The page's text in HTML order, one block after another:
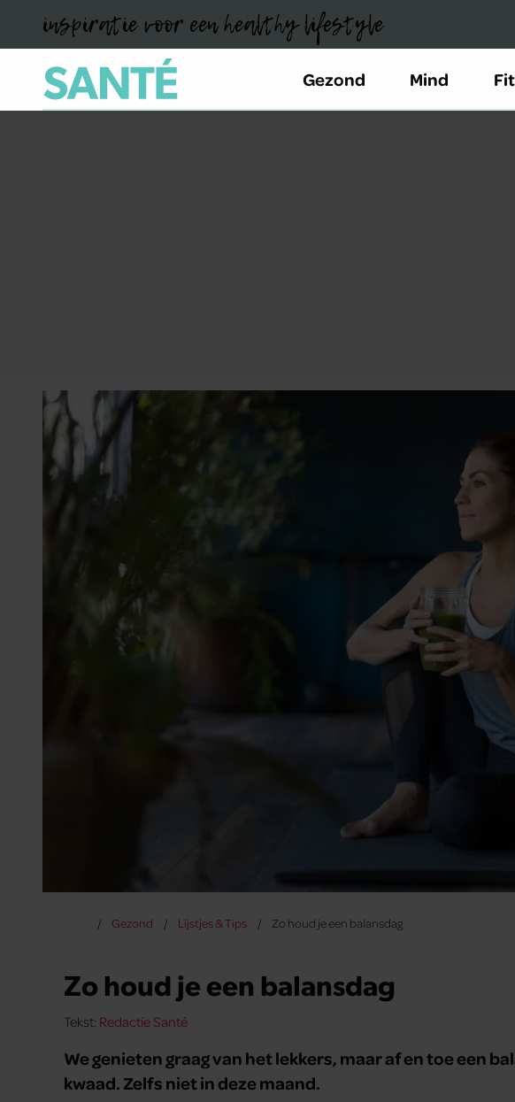
inspiratie voor een healthy lifestyle
Gezond Mind Fit
Gezond Lijstjes & Tips Zo houd je een balansdag
Zo houd je een balansdag
Tekst: Redactie Santé
We genieten graag van het lekkers, maar af en toe een
kwaad. Zelfs niet in deze maand.